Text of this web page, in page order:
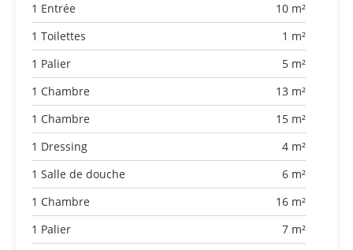
1 Entrée
10 m²
1 Toilettes
1 m²
1 Palier
5 m²
1 Chambre
13 m²
1 Chambre
15 m²
1 Dressing
4 m²
1 Salle de douche
6 m²
1 Chambre
16 m²
1 Palier
7 m²